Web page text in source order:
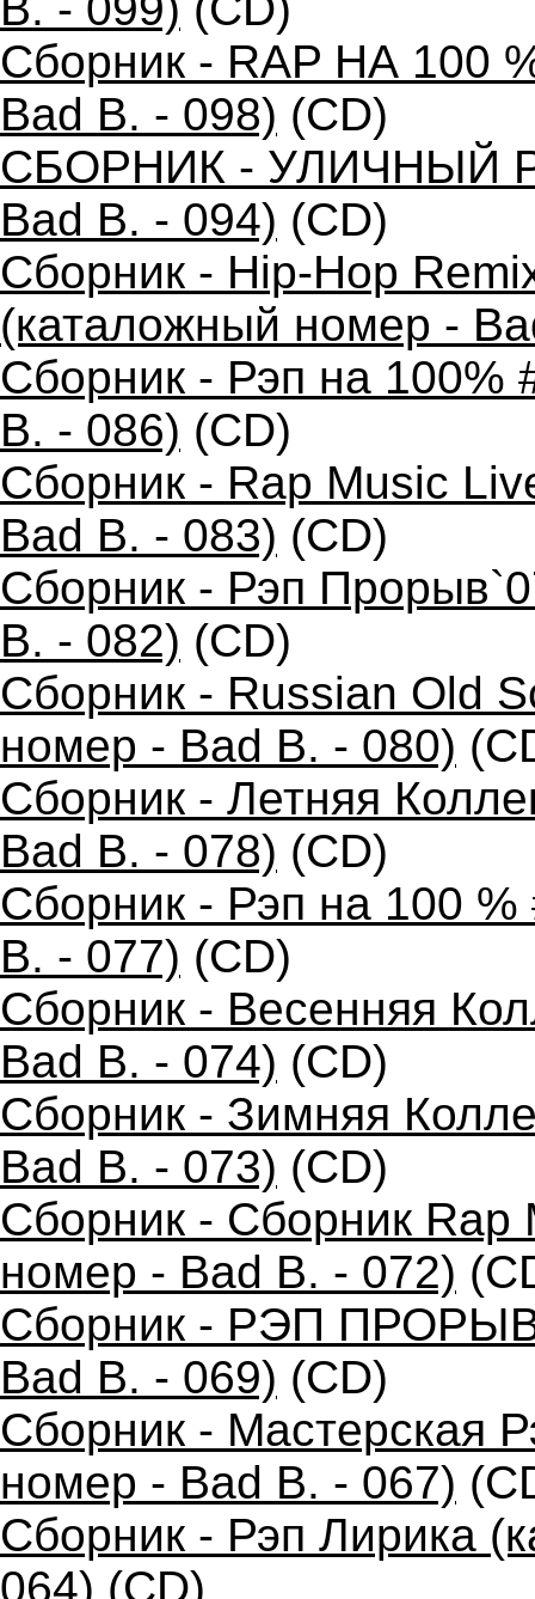
Сборник - RAP НА 100
Bad B. - 098) (CD)
СБОРНИК - УЛИЧНЫЙ
Bad B. - 094) (CD)
Сборник - Hip-Hop
(каталожный номер -
Сборник - Рэп на 100%
B. - 086) (CD)
Сборник - Rap Music
Bad B. - 083) (CD)
Сборник - Рэп
B. - 082) (CD)
Сборник - Russian Old
номер - Bad B. - 080)
Сборник - Летняя
Bad B. - 078) (CD)
Сборник - Рэп на 100
B. - 077) (CD)
Сборник - Весенняя
Bad B. - 074) (CD)
Сборник - Зимняя
Bad B. - 073) (CD)
Сборник - Сборник Rap
номер - Bad B. - 072)
Сборник - РЭП ПРОРЫВ
Bad B. - 069) (CD)
Сборник - Мастерская
номер - Bad B. - 067)
Сборник - Рэп Лирика
064) (CD)